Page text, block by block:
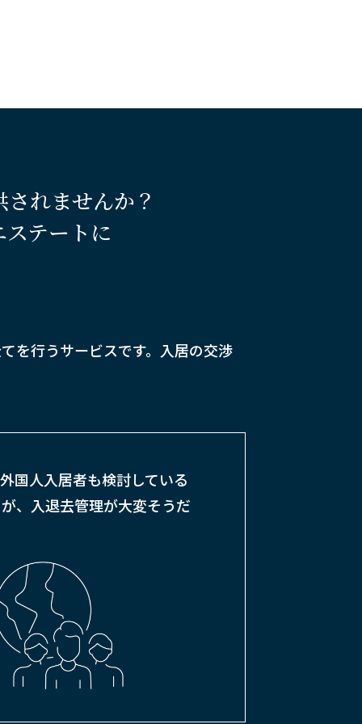
れませんか？
テートに
を行うサービスです。入居の交渉
外国人入居者も検討している
が、 入退去管理が大変そうだ